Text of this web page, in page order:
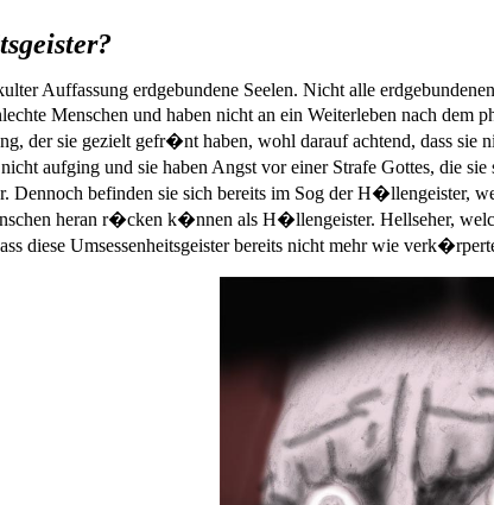
Auffassung erdgebundene Seelen. Nicht alle
Menschen und haben nicht an ein Weiterleben nach
der sie gezielt gefr�nt haben, wohl darauf achtend, dass sie
nicht aufging und sie haben Angst vor einer Strafe Gottes, die
Dennoch befinden sie sich bereits im Sog der H�llengeister,
heran r�cken k�nnen als H�llengeister. Hellseher,
diese Umsessenheitsgeister bereits nicht mehr wie